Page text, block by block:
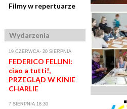
Filmy w repertuarze
Wydarzenia
19 CZERWCA- 20 SIERPNIA
FEDERICO FELLINI:
ciao a tutti!,
PRZEGLĄD W KINIE
CHARLIE
7 SIERPNIA 18:30